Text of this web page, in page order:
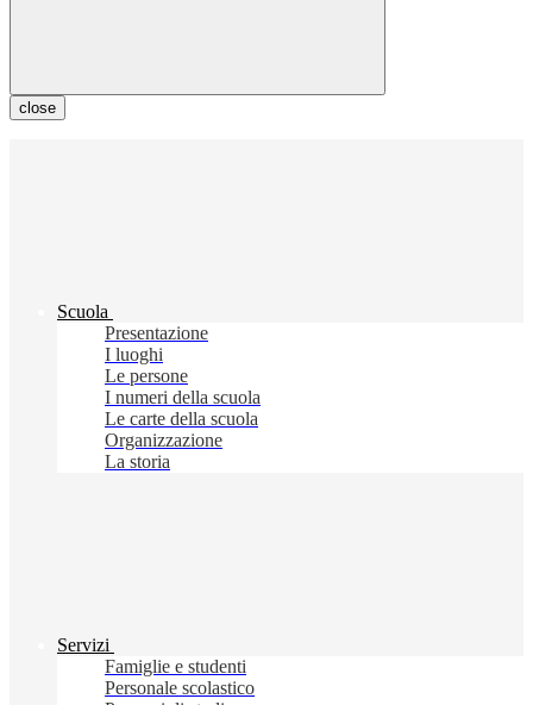
close
Scuola
Presentazione
I luoghi
Le persone
I numeri della scuola
Le carte della scuola
Organizzazione
La storia
Servizi
Famiglie e studenti
Personale scolastico